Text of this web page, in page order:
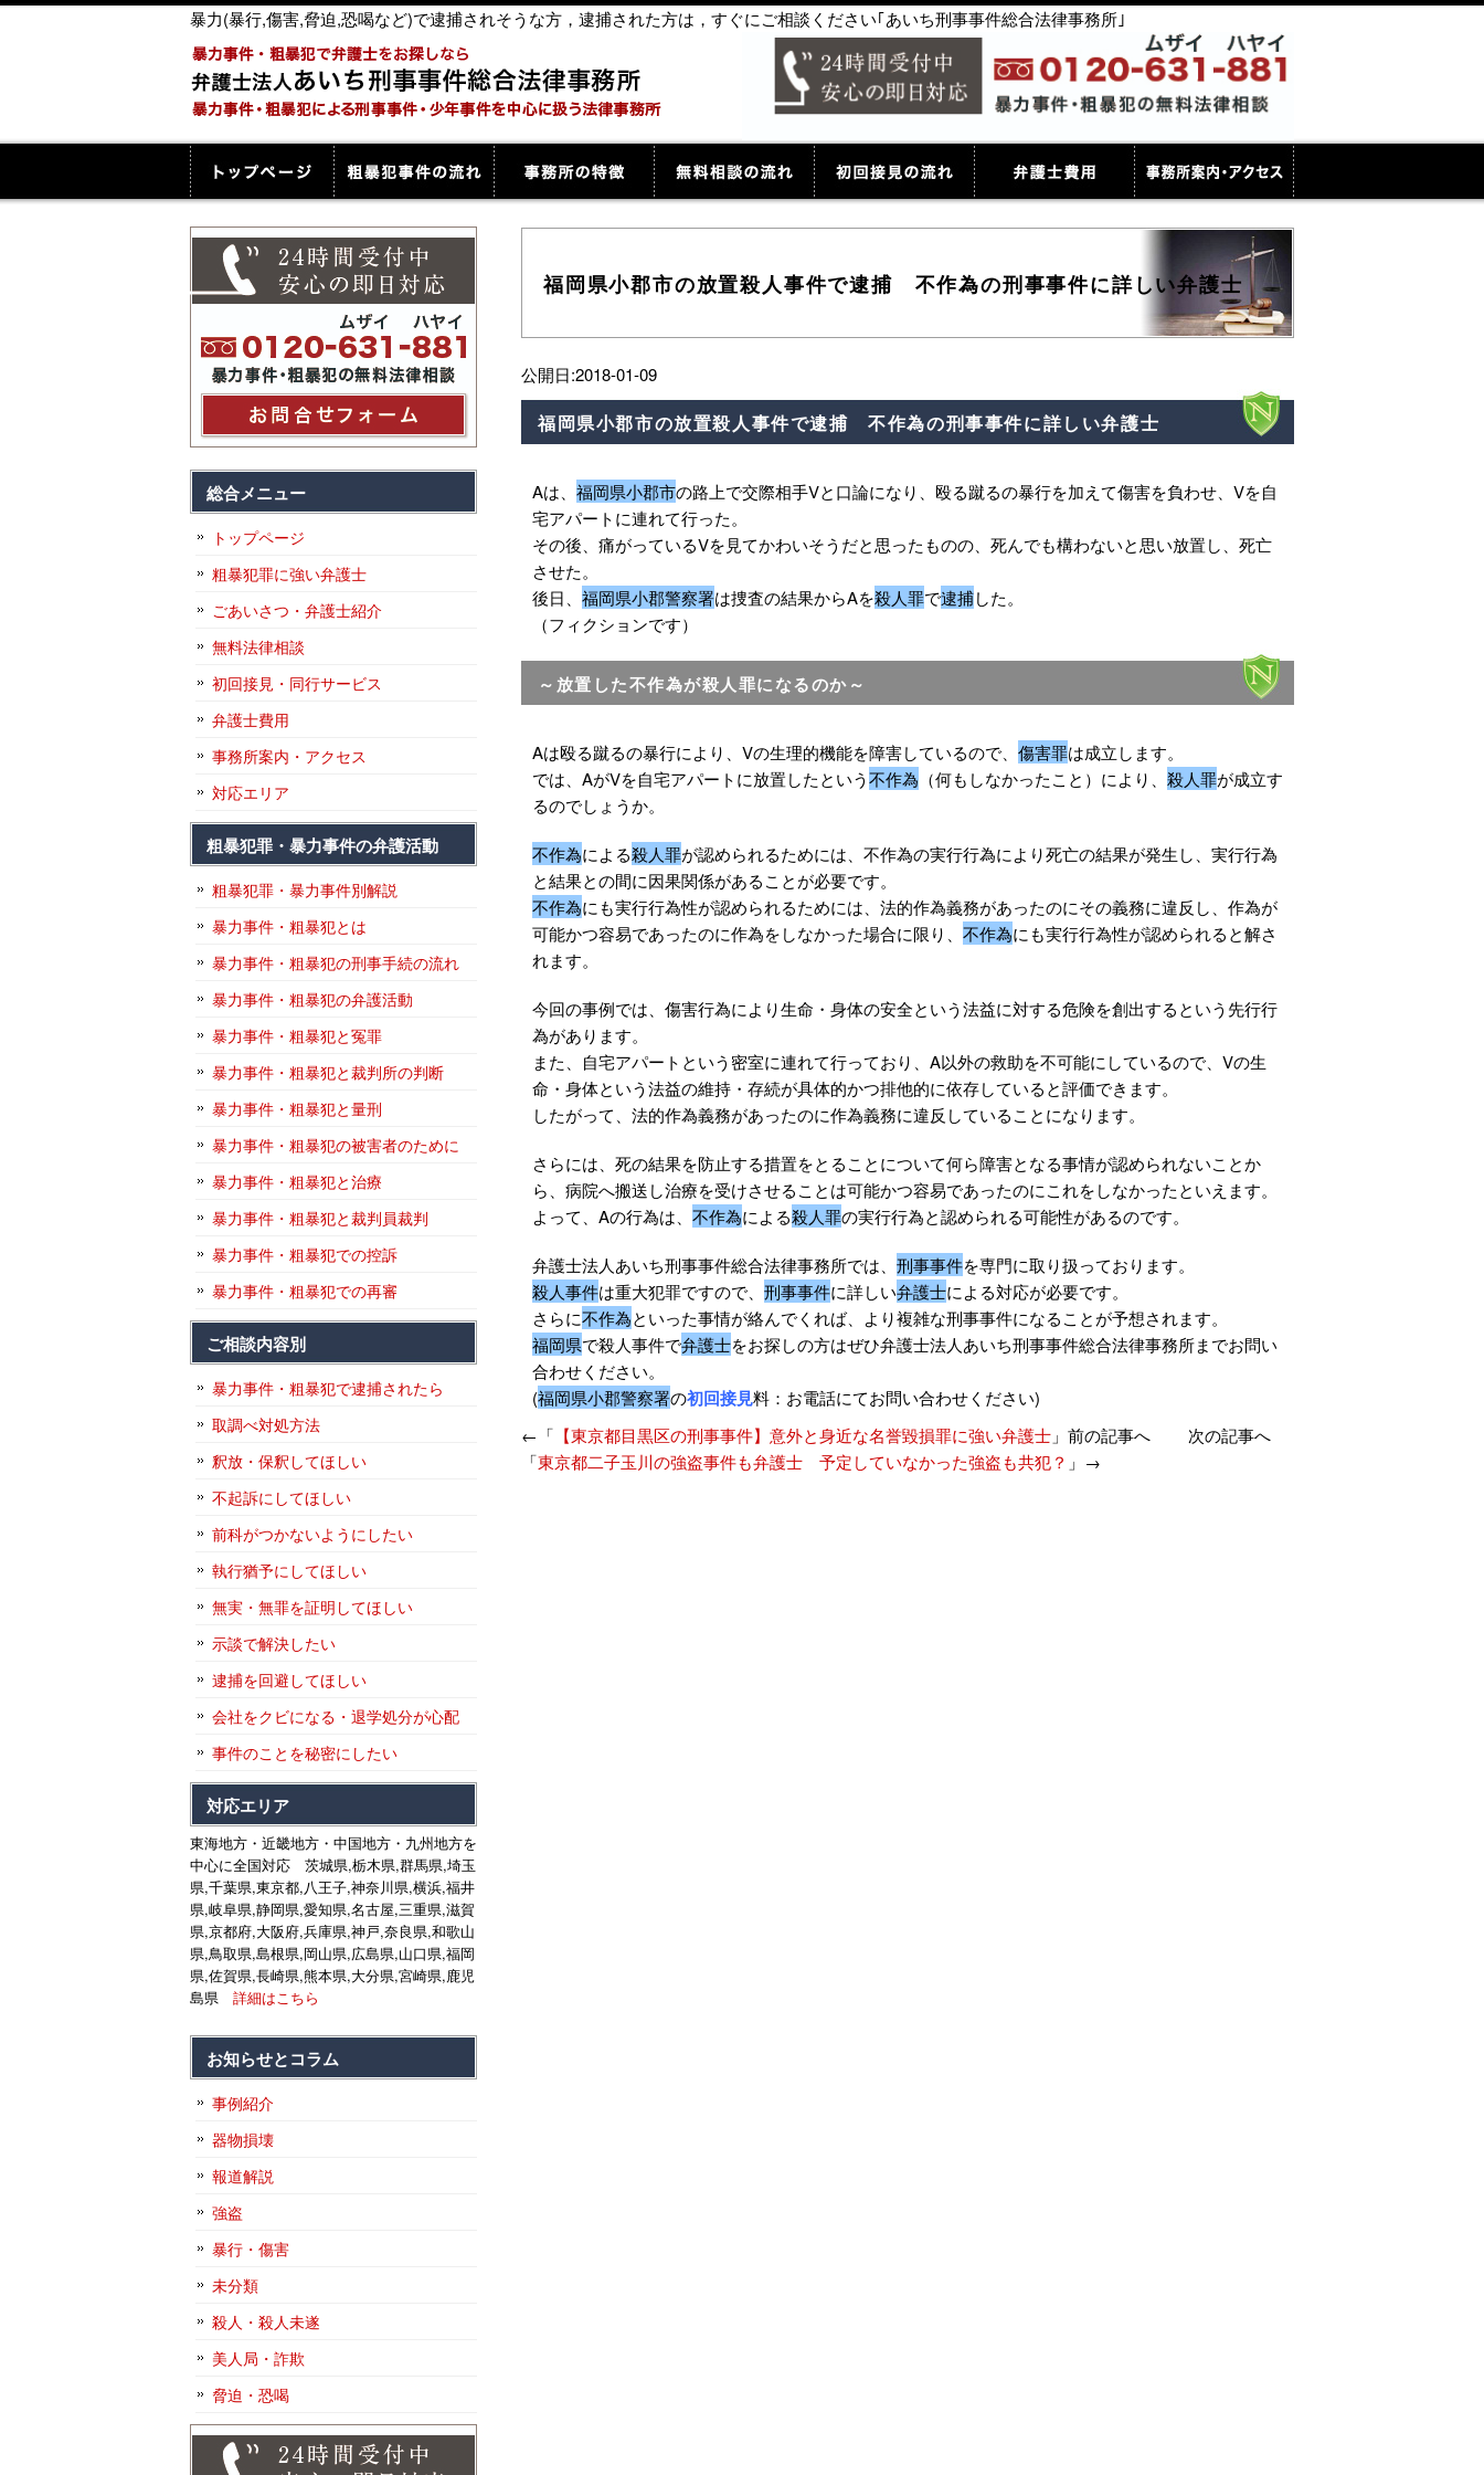
暴力(暴行,傷害,脅迫,恐喝など)で逮捕されそうな方，逮捕された方は，すぐにご相談ください｢あいち刑事事件総合法律事務所｣
福岡県小郡市の放置殺人事件で逮捕 不作為の刑事事件に詳しい弁護士
公開日:2018-01-09
福岡県小郡市の放置殺人事件で逮捕 不作為の刑事事件に詳しい弁護士
Aは、 福岡県小郡市の路上で交際相手Vと口論になり、殴る蹴るの暴行を加えて傷害を負わせ、Vを自
宅アパートに連れて行った。
その後、痛がっているVを見てかわいそうだと思ったものの、死んでも構わないと思い放置し、死亡
させた。
後日、 福岡県小郡警察署は捜査の結果からAを殺人罪で逮捕した。
（フィクションです）
～放置した不作為が殺人罪になるのか～
Aは殴る蹴るの暴行により、Vの生理的機能を障害しているので、 傷害罪は成立します。
では、AがVを自宅アパートに放置したという不作為 （何もしなかったこと）により、 殺人罪が成立す
るのでしょうか。
不作為による殺人罪が認められるためには、不作為の実行行為により死亡の結果が発生し、実行行為
と結果との間に因果関係があることが必要です。
不作為にも実行行為性が認められるためには、法的作為義務があったのにその義務に違反し、作為が
可能かつ容易であったのに作為をしなかった場合に限り、 不作為にも実行行為性が認められると解さ
れます。
今回の事例では、傷害行為により生命・身体の安全という法益に対する危険を創出するという先行行
為があります。
また、自宅アパートという密室に連れて行っており、A以外の救助を不可能にしているので、Vの生
命・身体という法益の維持・存続が具体的かつ排他的に依存していると評価できます。
したがって、法的作為義務があったのに作為義務に違反していることになります。
さらには、死の結果を防止する措置をとることについて何ら障害となる事情が認められないことか
ら、病院へ搬送し治療を受けさせることは可能かつ容易であったのにこれをしなかったといえます。
よって、Aの行為は、 不作為による殺人罪の実行行為と認められる可能性があるのです。
弁護士法人あいち刑事事件総合法律事務所では、 刑事事件を専門に取り扱っております。
殺人事件は重大犯罪ですので、 刑事事件に詳しい弁護士による対応が必要です。
さらに不作為といった事情が絡んでくれば、より複雑な刑事事件になることが予想されます。
福岡県で殺人事件で弁護士をお探しの方はぜひ弁護士法人あいち刑事事件総合法律事務所までお問い
合わせください。
(福岡県小郡警察署の初回接見料：お電話にてお問い合わせください)
←「 【東京都目黒区の刑事事件】意外と身近な名誉毀損罪に強い弁護士 」前の記事へ 次の記事へ
「東京都二子玉川の強盗事件も弁護士 予定していなかった強盗も共犯？ 」→
総合メニュー
トップページ
粗暴犯罪に強い弁護士
ごあいさつ・弁護士紹介
無料法律相談
初回接見・同行サービス
弁護士費用
事務所案内・アクセス
対応エリア
粗暴犯罪・暴力事件の弁護活動
粗暴犯罪・暴力事件別解説
暴力事件・粗暴犯とは
暴力事件・粗暴犯の刑事手続の流れ
暴力事件・粗暴犯の弁護活動
暴力事件・粗暴犯と冤罪
暴力事件・粗暴犯と裁判所の判断
暴力事件・粗暴犯と量刑
暴力事件・粗暴犯の被害者のために
暴力事件・粗暴犯と治療
暴力事件・粗暴犯と裁判員裁判
暴力事件・粗暴犯での控訴
暴力事件・粗暴犯での再審
ご相談内容別
暴力事件・粗暴犯で逮捕されたら
取調べ対処方法
釈放・保釈してほしい
不起訴にしてほしい
前科がつかないようにしたい
執行猶予にしてほしい
無実・無罪を証明してほしい
示談で解決したい
逮捕を回避してほしい
会社をクビになる・退学処分が心配
事件のことを秘密にしたい
対応エリア
東海地方・近畿地方・中国地方・九州地方を
中心に全国対応 茨城県,栃木県,群馬県,埼玉
県,千葉県,東京都,八王子,神奈川県,横浜,福井
県,岐阜県,静岡県,愛知県,名古屋,三重県,滋賀
県,京都府,大阪府,兵庫県,神戸,奈良県,和歌山
県,鳥取県,島根県,岡山県,広島県,山口県,福岡
県,佐賀県,長崎県,熊本県,大分県,宮崎県,鹿児
島県 詳細はこちら
お知らせとコラム
事例紹介
器物損壊
報道解説
強盗
暴行・傷害
未分類
殺人・殺人未遂
美人局・詐欺
脅迫・恐喝